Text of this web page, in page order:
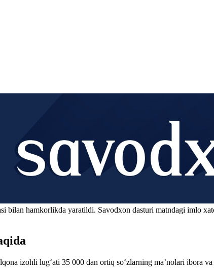
bilan hamkorlikda yaratildi. Savodxon dasturi matndagi imlo
izohli lug‘ati 35 000 dan ortiq so‘zlarning ma’nolari ibora